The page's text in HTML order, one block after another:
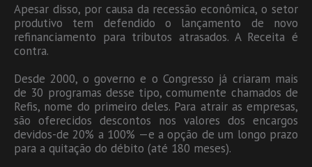
Apesar disso, por causa da recessão econômica, o setor
produtivo tem defendido o lançamento de novo
refinanciamento para tributos atrasados. A Receita é
contra.
Desde 2000, o governo e o Congresso já criaram mais
de 30 programas desse tipo, comumente chamados de
Refis, nome do primeiro deles. Para atrair as empresas,
são oferecidos descontos nos valores dos encargos
devidos-de 20% a 100% —e a opção de um longo prazo
para a quitação do débito (até 180 meses).